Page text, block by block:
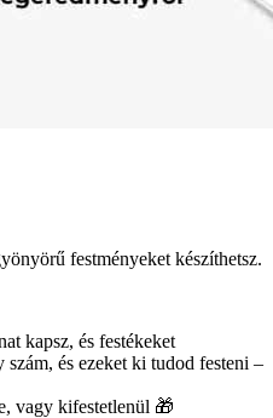
festményeket készíthetsz.
kapsz, és festékeket
és ezeket ki tudod festeni –
vagy kifestetlenül 🎁